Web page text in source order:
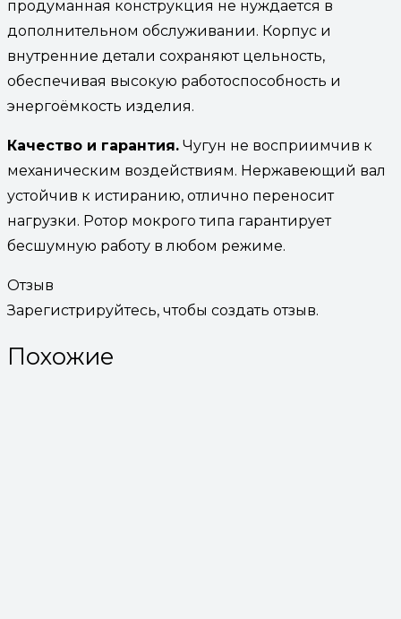
продуманная конструкция не нуждается в
дополнительном обслуживании. Корпус и
внутренние детали сохраняют цельность,
обеспечивая высокую работоспособность и
энергоёмкость изделия.
Качество и гарантия. Чугун не восприимчив к
механическим воздействиям. Нержавеющий вал
устойчив к истиранию, отлично переносит
нагрузки. Ротор мокрого типа гарантирует
бесшумную работу в любом режиме.
Отзыв
Зарегистрируйтесь, чтобы создать отзыв.
Похожие